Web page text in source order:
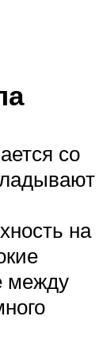
со
на
между